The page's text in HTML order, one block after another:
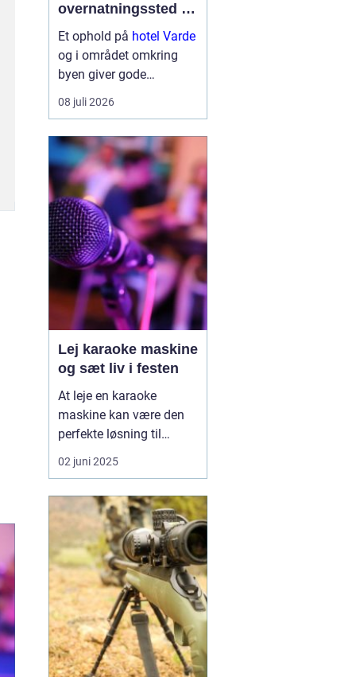
overnatningssted i
området
Et ophold på hotel Varde
og i området omkring
byen giver gode
muligheder for både
natur, kultur og
Mange gæster kommer
til området for at
kombinere en rolig base
med kor...
08 juli 2026
Lej karaoke maskine
og sæt liv i festen
At leje en karaoke
maskine kan være den
perfekte løsning til
enhver fest eller
sammenkomst på
er en fødselsdag, et
firmaevent eller en
casual get-together,
bringer karaoke magi og
minder, der va...
02 juni 2025